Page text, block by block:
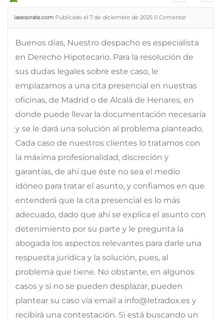
iasesorate.com Publicado el 7 de diciembre de 2025 0 Comentar
Buenos días, Nuestro despacho es especialista
en Derecho Hipotecario. Para la resolución de
sus dudas legales sobre este caso, le
emplazamos a una cita presencial en nuestras
oficinas, de Madrid o de Alcalá de Henares, en
donde puede llevar la documentación necesaria
y se le dará una solución al problema planteado.
Cada caso de nuestros clientes lo tratamos con
la máxima profesionalidad, discreción y
garantías, de ahí que éste no sea el medio
idóneo para tratar el asunto, y confiamos en que
entenderá que la cita presencial es lo más
adecuado, dado que ahí se explica el asunto con
detenimiento por su parte y le pregunta la
abogada los aspectos relevantes para darle una
respuesta jurídica y la solución, pues, al
problema que tiene. No obstante, en algunos
casos y si no se pueden desplazar, pueden
plantear su caso vía email a info@letradox.es y
recibirá una contestación. Si está buscando un